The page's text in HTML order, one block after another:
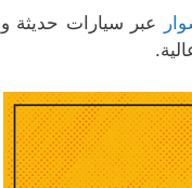
عبر سيارات حديثة